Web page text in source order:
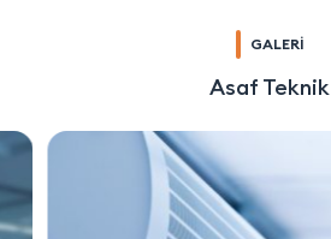
GALERİ
Asaf Teknik